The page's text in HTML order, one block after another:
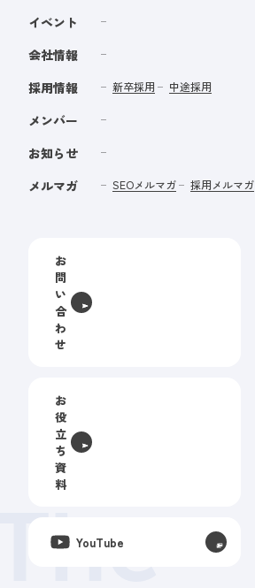
イベント
会社情報
採用情報
新卒採用 中途採用
メンバー
お知らせ
メルマガ
SEOメルマガ 採用メルマガ
お
問
い
合
わ
せ
お
役
立
ち
資
料
YouTube